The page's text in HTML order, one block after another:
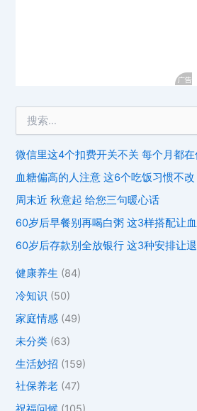
微信里这4个扣费开关不关 每个月都
血糖偏高的人注意 这6个吃饭习惯不
周末近 秋意起 给您三句暖心话
60岁后早餐别再喝白粥 这3样搭配让
60岁后存款别全放银行 这3种安排让
健康养生 (84)
冷知识 (50)
家庭情感 (49)
未分类 (63)
生活妙招 (159)
社保养老 (47)